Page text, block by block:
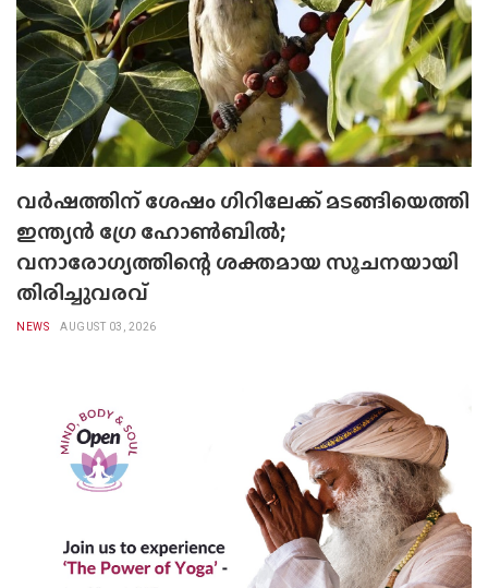
വർഷത്തിന് ശേഷം ഗിറിലേക്ക് മടങ്ങിയെത്തി
ഇന്ത്യൻ ഗ്രേ ഹോൺബിൽ;
വനാരോഗ്യത്തിന്റെ ശക്തമായ സൂചനയായി
തിരിച്ചുവരവ്
NEWS AUGUST 03, 2026